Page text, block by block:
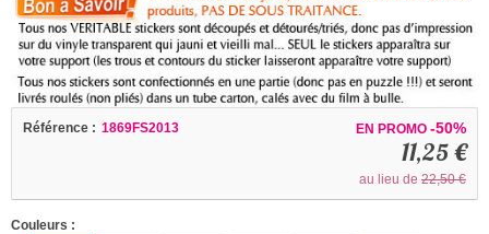
EN PROMO -50%
11,25 €
au lieu de 22,50 €
Référence : 1869FS2013
Couleurs :